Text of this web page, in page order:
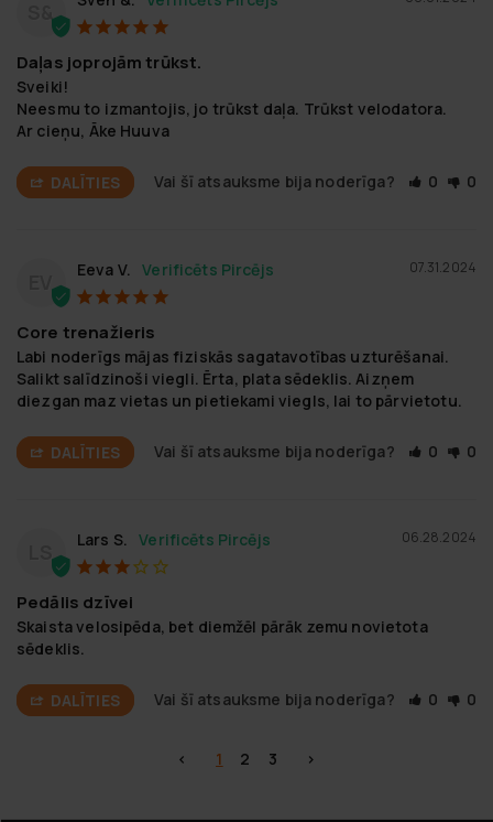
S&
Daļas joprojām trūkst.
Sveiki!
Neesmu to izmantojis, jo trūkst daļa. Trūkst velodatora.
Ar cieņu, Āke Huuva
DALĪTIES Vai šī atsauksme bija noderīga? 0 0
07.31.2024
Eeva V.
Core trenažieris
Labi noderīgs mājas fiziskās sagatavotības uzturēšanai.
Salikt salīdzinoši viegli. Ērta, plata sēdeklis. Aizņem
diezgan maz vietas un pietiekami viegls, lai to pārvietotu.
DALĪTIES Vai šī atsauksme bija noderīga? 0 0
06.28.2024
Lars S.
Pedālis dzīvei
Skaista velosipēda, bet diemžēl pārāk zemu novietota
sēdeklis.
DALĪTIES Vai šī atsauksme bija noderīga? 0 0
< 1 2 3 >